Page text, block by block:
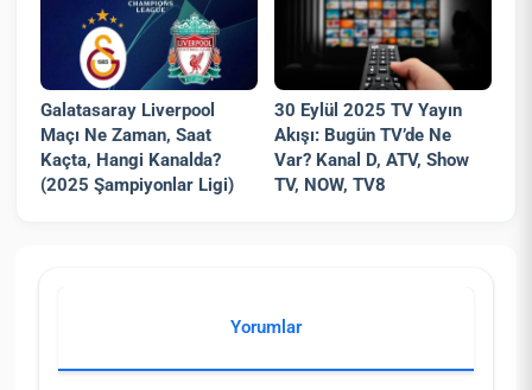
Galatasaray Liverpool
Maçı Ne Zaman, Saat
Kaçta, Hangi Kanalda?
(2025 Şampiyonlar Ligi)
30 Eylül 2025 TV Yayın
Akışı: Bugün TV’de Ne
Var? Kanal D, ATV, Show
TV, NOW, TV8
Yorumlar